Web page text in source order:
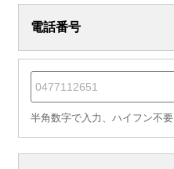
電話番号
半角数字で入力、ハイフン不要